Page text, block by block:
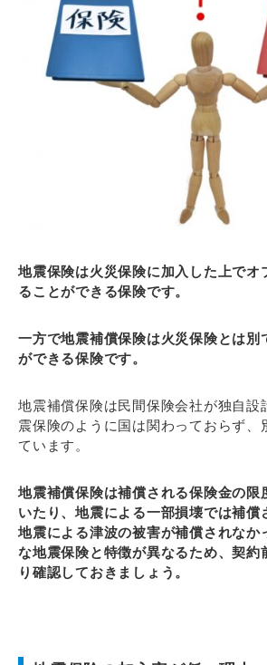
地震保険は火災保険に加入した上でオ
ることができる保険です。
一方で地震補償保険は火災保険とは別
ができる保険です。
地震補償保険は民間保険会社が独自設
震保険のように国は関わっておらず、
ています。
地震補償保険は補償される保険金の限
いたり、地震による一部損壊では補償
地震による津波の被害が補償されなか
な地震保険と特徴が異なるため、契約
り確認しておきましょう。